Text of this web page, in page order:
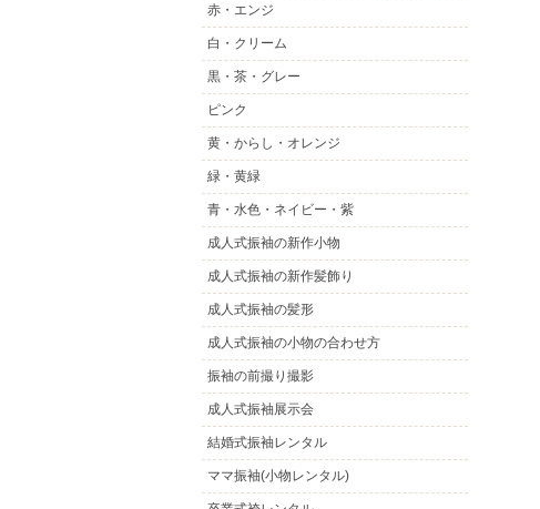
赤・エンジ
白・クリーム
黒・茶・グレー
ピンク
黄・からし・オレンジ
緑・黄緑
青・水色・ネイビー・紫
成人式振袖の新作小物
成人式振袖の新作髪飾り
成人式振袖の髪形
成人式振袖の小物の合わせ方
振袖の前撮り撮影
成人式振袖展示会
結婚式振袖レンタル
ママ振袖(小物レンタル)